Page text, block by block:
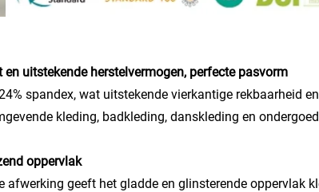
en uitstekende herstelvermogen, perfecte pasvorm
spandex, wat uitstekende vierkantige rekbaarheid
kleding, badkleding, danskleding en
oppervlak
afwerking geeft het gladde en glinsterende oppervlak